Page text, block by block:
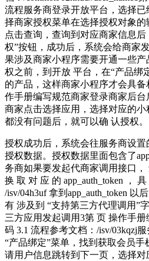
流程服务商登录开放平台，选择
择商家授权菜单在选择授权对象的
点击查询，查询到对应商家信息
权”按钮，成功后，系统会给商家
果涉及商家小程序需要开通一些
权之前，到开放 平台，在“产品绑
的产品，这样商家小程序才会具
作手册编写规范商家登录商家后
商家点击选择应用，选择对应的
都没有问题后，就可以确 认授权。
授权成功后，系统会往服务商设
授权数据。授权数据里面包含了
务商如果要发起代商家调用接口，
换 取 对 应 的 app_auth_token ，
/isv/04h3uf 拿到app_auth_token 以
有 涉及到 “支持第三方代理调用”
三方应用发起调用3第 页 操作手
码 3.1 流程参考文档：/isv/03kqzj
“产品绑定”菜单，找到获取会员
请用户信息跳转到下一页，选择